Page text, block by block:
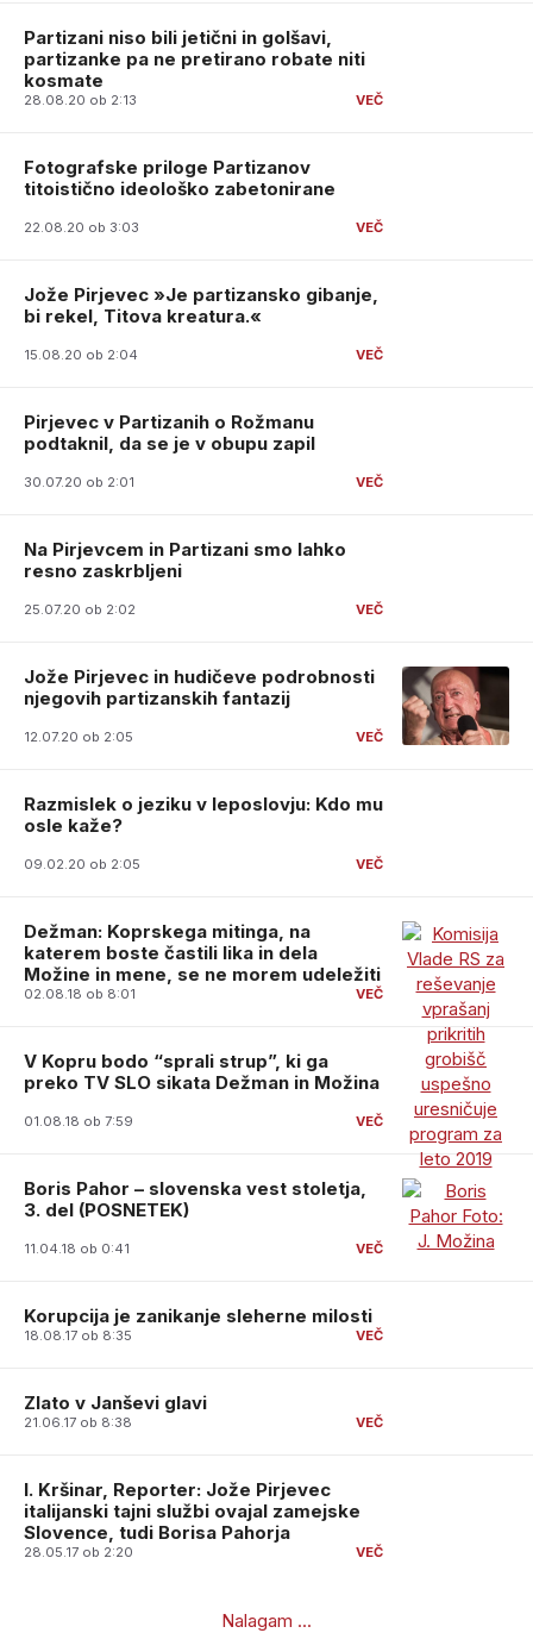
Partizani niso bili jetični in golšavi,
partizanke pa ne pretirano robate niti
kosmate
28.08.20 ob 2:13
Fotografske priloge Partizanov
titoistično ideološko zabetonirane
22.08.20 ob 3:03
Jože Pirjevec »Je partizansko gibanje,
bi rekel, Titova kreatura.«
15.08.20 ob 2:04
Pirjevec v Partizanih o Rožmanu
podtaknil, da se je v obupu zapil
30.07.20 ob 2:01
Na Pirjevcem in Partizani smo lahko
resno zaskrbljeni
25.07.20 ob 2:02
Jože Pirjevec in hudičeve podrobnosti
njegovih partizanskih fantazij
12.07.20 ob 2:05
Razmislek o jeziku v leposlovju: Kdo mu
osle kaže?
09.02.20 ob 2:05
Dežman: Koprskega mitinga, na
katerem boste častili lika in dela
Možine in mene, se ne morem udeležiti
02.08.18 ob 8:01
V Kopru bodo “sprali strup”, ki ga
preko TV SLO sikata Dežman in Možina
01.08.18 ob 7:59
Boris Pahor – slovenska vest stoletja,
3. del (POSNETEK)
11.04.18 ob 0:41
Korupcija je zanikanje sleherne milosti
18.08.17 ob 8:35
Zlato v Janševi glavi
21.06.17 ob 8:38
I. Kršinar, Reporter: Jože Pirjevec
italijanski tajni službi ovajal zamejske
Slovence, tudi Borisa Pahorja
28.05.17 ob 2:20
Nalagam ...